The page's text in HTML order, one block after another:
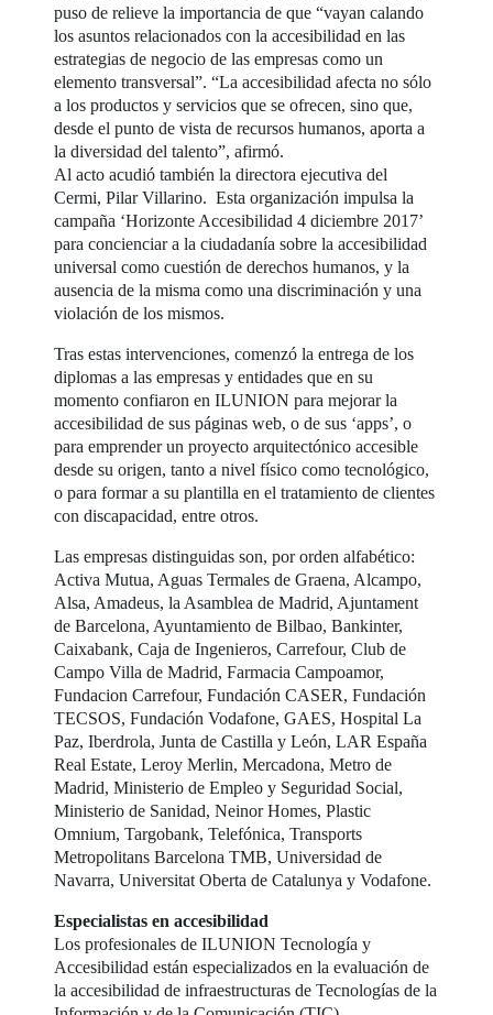
puso de relieve la importancia de que “vayan calando
los asuntos relacionados con la accesibilidad en las
estrategias de negocio de las empresas como un
elemento transversal”. “La accesibilidad afecta no sólo
a los productos y servicios que se ofrecen, sino que,
desde el punto de vista de recursos humanos, aporta a
la diversidad del talento”, afirmó.
Al acto acudió también la directora ejecutiva del
Cermi, Pilar Villarino. Esta organización impulsa la
campaña ‘Horizonte Accesibilidad 4 diciembre 2017’
para concienciar a la ciudadanía sobre la accesibilidad
universal como cuestión de derechos humanos, y la
ausencia de la misma como una discriminación y una
violación de los mismos.
Tras estas intervenciones, comenzó la entrega de los
diplomas a las empresas y entidades que en su
momento confiaron en ILUNION para mejorar la
accesibilidad de sus páginas web, o de sus ‘apps’, o
para emprender un proyecto arquitectónico accesible
desde su origen, tanto a nivel físico como tecnológico,
o para formar a su plantilla en el tratamiento de clientes
con discapacidad, entre otros.
Las empresas distinguidas son, por orden alfabético:
Activa Mutua, Aguas Termales de Graena, Alcampo,
Alsa, Amadeus, la Asamblea de Madrid, Ajuntament
de Barcelona, Ayuntamiento de Bilbao, Bankinter,
Caixabank, Caja de Ingenieros, Carrefour, Club de
Campo Villa de Madrid, Farmacia Campoamor,
Fundacion Carrefour, Fundación CASER, Fundación
TECSOS, Fundación Vodafone, GAES, Hospital La
Paz, Iberdrola, Junta de Castilla y León, LAR España
Real Estate, Leroy Merlin, Mercadona, Metro de
Madrid, Ministerio de Empleo y Seguridad Social,
Ministerio de Sanidad, Neinor Homes, Plastic
Omnium, Targobank, Telefónica, Transports
Metropolitans Barcelona TMB, Universidad de
Navarra, Universitat Oberta de Catalunya y Vodafone.
Especialistas en accesibilidad
Los profesionales de ILUNION Tecnología y
Accesibilidad están especializados en la evaluación de
la accesibilidad de infraestructuras de Tecnologías de la